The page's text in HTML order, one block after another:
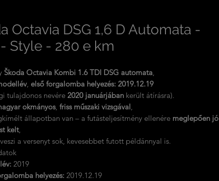
Octavia DSG 1,6 D Automata -
Style - 280 e km
Škoda Octavia Kombi 1.6 TDI DSG automata
, első forgalomba helyezés: 2019.12.19
tulajdonos nevére 2020 januárjában került átírásra).
okmányos, friss műszaki vizsgával
állapotban van – a futásteljesítmény ellenére meglepően jó
kelt
a versenyt sok, kevesebbet futott példánnyal is.
2019
helyezés: 2019.12.19